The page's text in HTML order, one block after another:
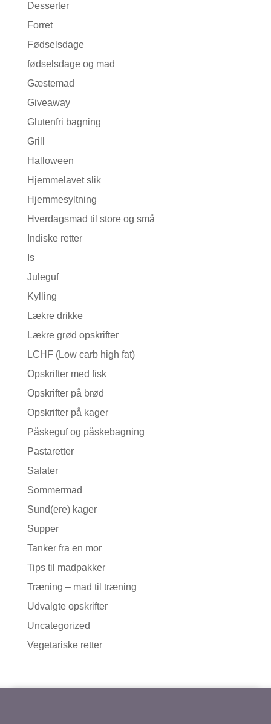
Desserter
Forret
Fødselsdage
fødselsdage og mad
Gæstemad
Giveaway
Glutenfri bagning
Grill
Halloween
Hjemmelavet slik
Hjemmesyltning
Hverdagsmad til store og små
Indiske retter
Is
Juleguf
Kylling
Lækre drikke
Lækre grød opskrifter
LCHF (Low carb high fat)
Opskrifter med fisk
Opskrifter på brød
Opskrifter på kager
Påskeguf og påskebagning
Pastaretter
Salater
Sommermad
Sund(ere) kager
Supper
Tanker fra en mor
Tips til madpakker
Træning – mad til træning
Udvalgte opskrifter
Uncategorized
Vegetariske retter